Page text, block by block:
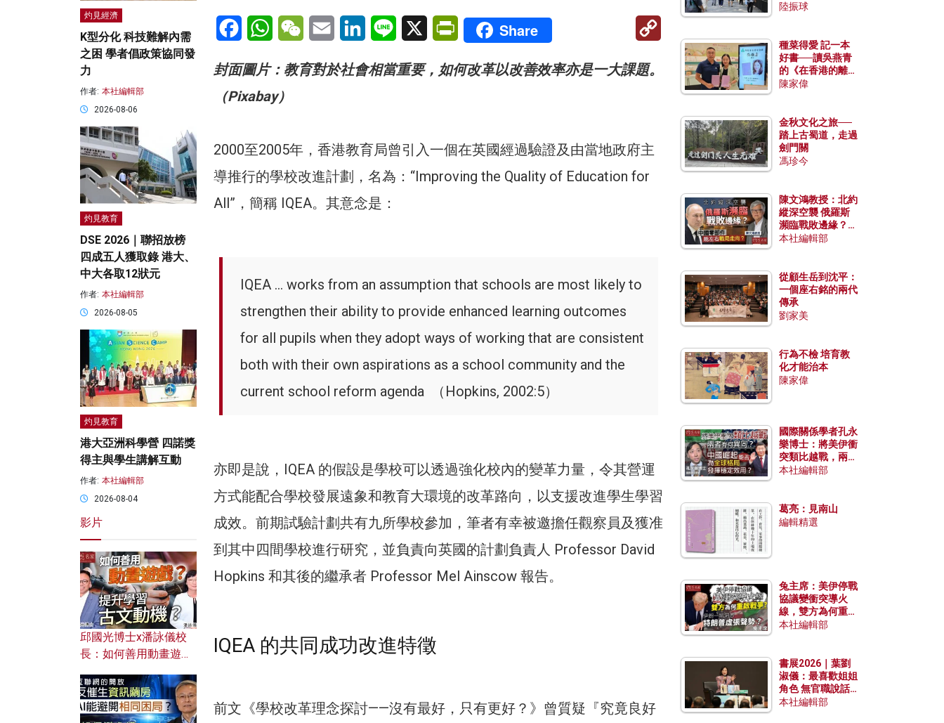
FacebookWhatsAppWeChatEmail LinkedInLine X PrintFriendly
Share
Copy
封面圖片：教育對於社會相當重要，如何改革以改善效率亦是一大課題。
（Pixabay）
2000至2005年，香港教育局曾引入一個在英國經過驗證及由當地政府主
導推行的學校改進計劃，名為：“Improving the Quality of Education for
All”，簡稱 IQEA。其意念是：
IQEA … works from an assumption that schools are most likely to
strengthen their ability to provide enhanced learning outcomes
for all pupils when they adopt ways of working that are consistent
both with their own aspirations as a school community and the
current school reform agenda （Hopkins, 2002:5）
亦即是說，IQEA 的假設是學校可以透過強化校內的變革力量，令其營運
方式能配合學校發展遠象和教育大環境的改革路向，以支援改進學生學習
成效。前期試驗計劃共有九所學校參加，筆者有幸被邀擔任觀察員及獲准
到其中四間學校進行研究，並負責向英國的計劃負責人 Professor David
Hopkins 和其後的繼承者 Professor Mel Ainscow 報告。
IQEA 的共同成功改進特徵
前文《學校改革理念探討——沒有最好，只有更好？》曾質疑『究竟良好
灼見經濟
K型分化 科技難解內需
之困 學者倡政策協同發
力
作者: 本社編輯部
2026-08-06
灼見教育
DSE 2026｜聯招放榜
四成五人獲取錄 港大、
中大各取12狀元
作者: 本社編輯部
2026-08-05
灼見教育
港大亞洲科學營 四諾獎
得主與學生講解互動
作者: 本社編輯部
2026-08-04
影片
邱國光博士x潘詠儀校
長：如何善用動畫遊戲
陸振球
種菜得愛 記一本
好書──讀吳燕青
的《在香港的離島
種菜》
陳家偉
金秋文化之旅──
踏上古蜀道，走過
劍門關
馮珍今
陳文鴻教授：北約
縱深空襲 俄羅斯
瀕臨戰敗邊緣？中
國零部件能左右戰
本社編輯部
從顧生岳到沈平：
一個座右銘的兩代
傳承
劉家美
行為不檢 培育教
化才能治本
陳家偉
國際關係學者孔永
樂博士：將美伊衝
突類比越戰，兩者
有何異同？中國崛
本社編輯部
葛亮：見南山
編輯精選
兔主席：美伊停戰
協議變衝突導火
線，雙方為何重啟
戰爭？伊朗一早洞
本社編輯部
書展2026｜葉劉
淑儀：最喜歡姐姐
角色 無官職說話
包袱少
本社編輯部